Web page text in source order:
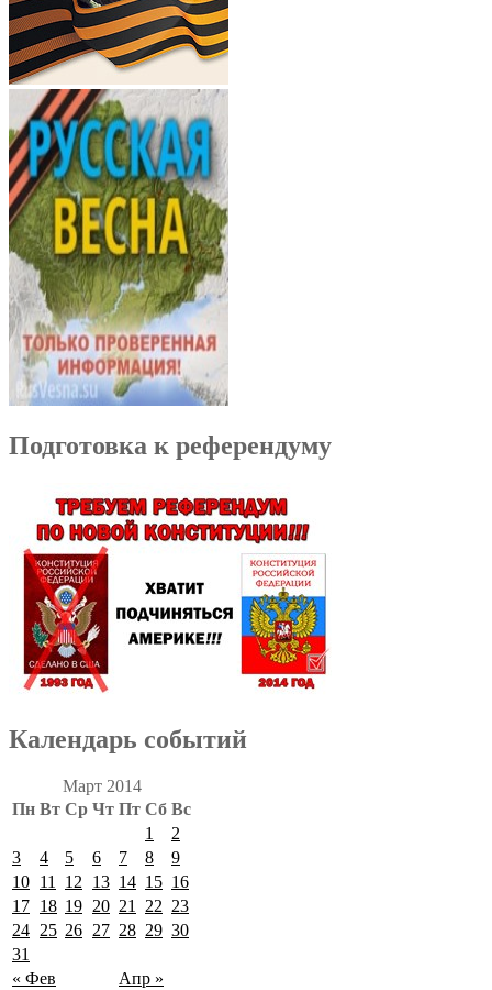
Подготовка к референдуму
Календарь событий
Март 2014
Пн Вт Ср Чт Пт Сб Вс
« Фев Апр »
1
2
3
4 5 6 7 8
9
10 11 12 13 14 15 16
17 18 19 20 21 22 23
24 25 26 27 28 29 30
31